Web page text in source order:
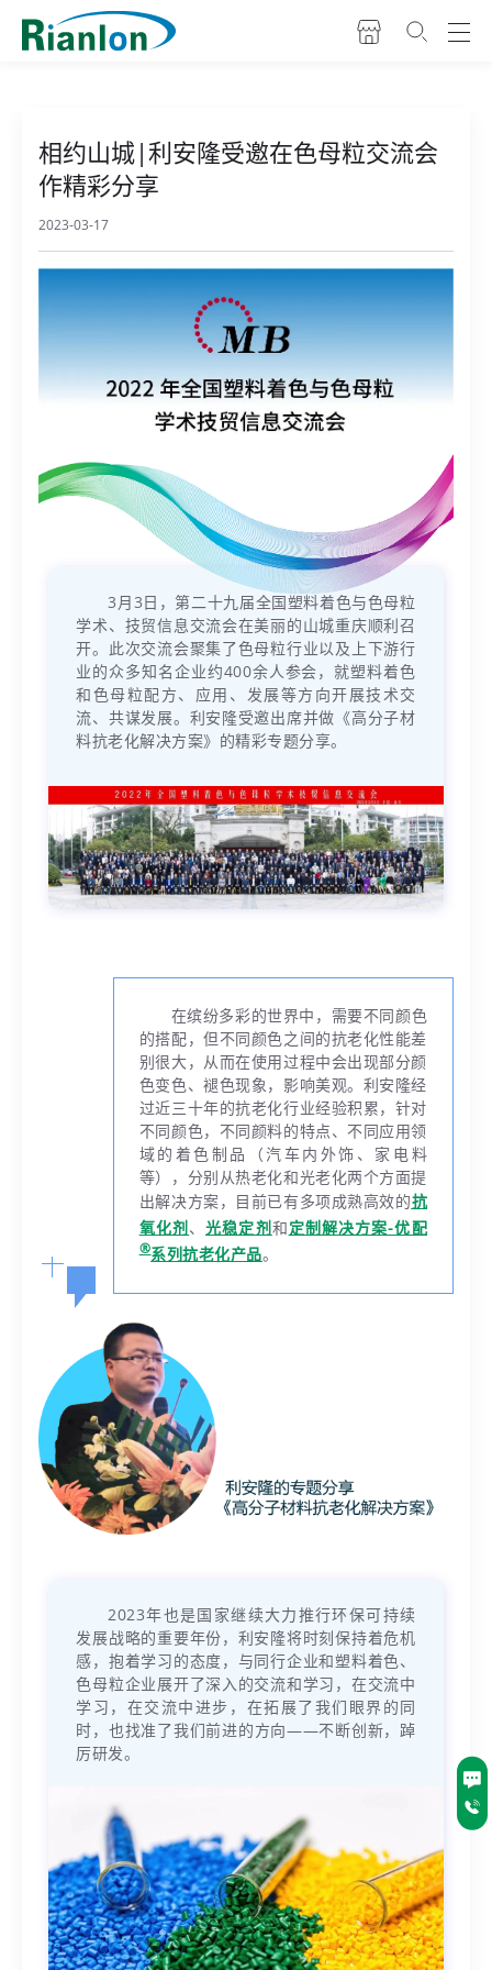
相约山城|利安隆受邀在色母粒交流会
作精彩分享
2023-03-17
3月3日，第二十九届全国塑料着色与色母粒
学术、技贸信息交流会在美丽的山城重庆顺利召
开。此次交流会聚集了色母粒行业以及上下游行
业的众多知名企业约400余人参会，就塑料着色
和色母粒配方、应用、发展等方向开展技术交
流、共谋发展。利安隆受邀出席并做《高分子材
料抗老化解决方案》的精彩专题分享。
在缤纷多彩的世界中，需要不同颜色
的搭配，但不同颜色之间的抗老化性能差
别很大，从而在使用过程中会出现部分颜
色变色、褪色现象，影响美观。利安隆经
过近三十年的抗老化行业经验积累，针对
不同颜色，不同颜料的特点、不同应用领
域的着色制品（汽车内外饰、家电料
等），分别从热老化和光老化两个方面提
出解决方案，目前已有多项成熟高效的抗
氧化剂、光稳定剂和定制解决方案-优配
®系列抗老化产品。
2023年也是国家继续大力推行环保可持续
发展战略的重要年份，利安隆将时刻保持着危机
感，抱着学习的态度，与同行企业和塑料着色、
色母粒企业展开了深入的交流和学习，在交流中
学习，在交流中进步，在拓展了我们眼界的同
时，也找准了我们前进的方向——不断创新，踔
厉研发。